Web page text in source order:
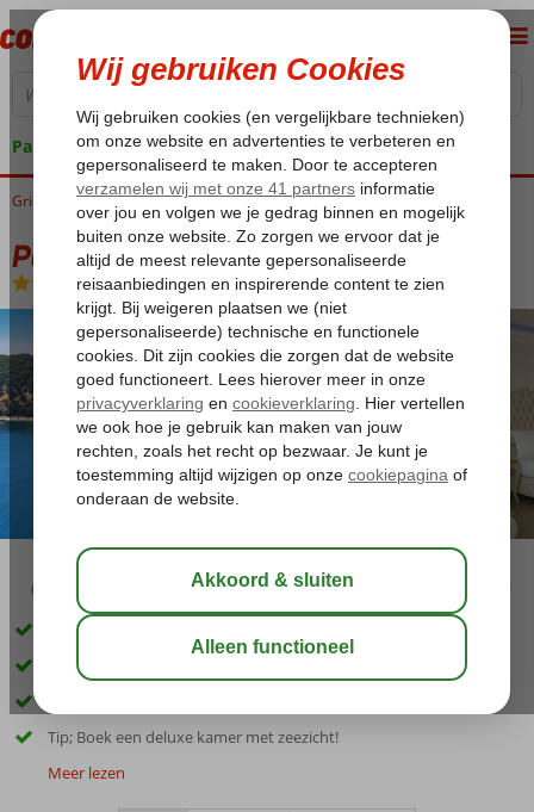
Pakketgarantie
Home
Griekenland Parga Parga-Stad Palatino Hotel
Palatino Hotel
Logies en ontbijt -Hotel
03:30
Hotel aan de rand van Parga-Stad
Adembenemend uitzicht
Tip; Boek een deluxe kamer met zeezicht!
Meer lezen